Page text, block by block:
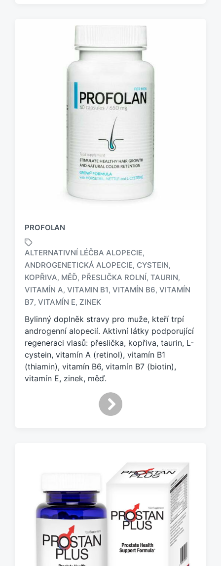
PROFOLAN
O
z
n
č
e
n
a
g
ALTERNATIVNÍ LÉČBA ALOPECIE,
ANDROGENETICKÁ ALOPECIE, CYSTEIN,
KOPŘIVA, MĚĎ, PŘESLIČKA ROLNÍ, TAURIN,
VITAMÍN A, VITAMIN B1, VITAMÍN B6, VITAMÍN
B7, VITAMÍN E, ZINEK
Bylinný doplněk stravy pro muže, kteří trpí
androgenní alopecií. Aktivní látky podporující
regeneraci vlasů: přeslička, kopřiva, taurin, L-
cystein, vitamín A (retinol), vitamín B1
(thiamin), vitamín B6, vitamín B7 (biotin),
vitamín E, zinek, měď.